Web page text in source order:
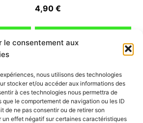
le consentement aux
nous utilisons des technologies
stocker et/ou accéder aux informations des
à ces technologies nous permettra de
que le comportement de navigation ou les ID
de ne pas consentir ou de retirer son
effet négatif sur certaines caractéristiques
4,90 €